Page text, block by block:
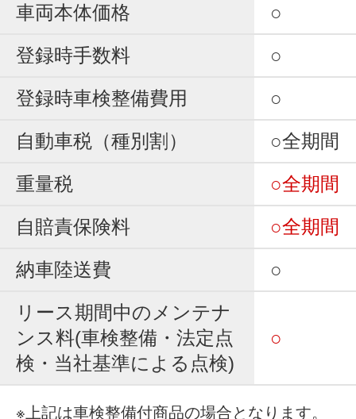
車両本体価格
○
登録時手数料
○
登録時車検整備費用
○
自動車税（種別割）
○全期間
重量税
○全期間
自賠責保険料
○全期間
納車陸送費
○
リース期間中のメンテナ
ンス料(車検整備・法定点
検・当社基準による点検)
○
※上記は車検整備付商品の場合となります。